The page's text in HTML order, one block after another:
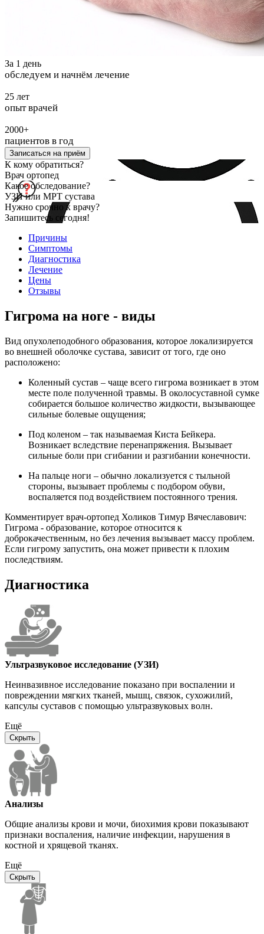
За 1 день
обследуем и начнём лечение
25 лет
опыт врачей
2000+
пациентов в год
Записаться на приём
К кому обратиться?
Врач ортопед
Какое обследование?
УЗИ или МРТ сустава
Нужно срочно к врачу?
Запишитесь сегодня!
Причины
Симптомы
Диагностика
Лечение
Цены
Отзывы
Гигрома на ноге - виды
Вид опухолеподобного образования, которое локализируется
во внешней оболочке сустава, зависит от того, где оно
расположено:
Коленный сустав – чаще всего гигрома возникает в этом
месте поле полученной травмы. В околосуставной сумке
собирается большое количество жидкости, вызывающее
сильные болевые ощущения;
Под коленом – так называемая Киста Бейкера.
Возникает вследствие перенапряжения. Вызывает
сильные боли при сгибании и разгибании конечности.
На пальце ноги – обычно локализуется с тыльной
стороны, вызывает проблемы с подбором обуви,
воспаляется под воздействием постоянного трения.
Комментирует врач-ортопед Холиков Тимур Вячеславович:
Гигрома - образование, которое относится к
доброкачественным, но без лечения вызывает массу проблем.
Если гигрому запустить, она может привести к плохим
последствиям.
Диагностика
Ультразвуковое исследование (УЗИ)
Неинвазивное исследование показано при воспалении и
повреждении мягких тканей, мышц, связок, сухожилий,
капсулы суставов с помощью ультразвуковых волн.
Ещё
Скрыть
Анализы
Общие анализы крови и мочи, биохимия крови показывают
признаки воспаления, наличие инфекции, нарушения в
костной и хрящевой тканях.
Ещё
Скрыть